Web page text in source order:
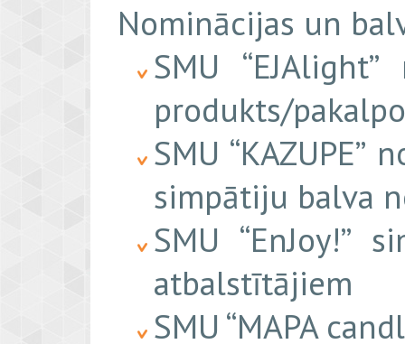
Nominācijas un
SMU
produkts/
SMU “KAZUPE”
simpātiju balva
SMU “EnJoy!”
atbalstītājiem
SMU “MAPA